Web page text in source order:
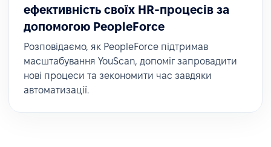
ефективність своїх HR-процесів за
допомогою PeopleForce
Розповідаємо, як PeopleForce підтримав
масштабування YouScan, допоміг запровадити
нові процеси та зекономити час завдяки
автоматизації.